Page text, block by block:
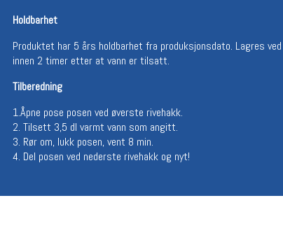
Holdbarhet
Produktet har 5 års holdbarhet fra produksjonsdato. Lagres
innen 2 timer etter at vann er tilsatt.
Tilberedning
1.Åpne pose posen ved øverste rivehakk.
2. Tilsett 3,5 dl varmt vann som angitt.
3. Rør om, lukk posen, vent 8 min.
4. Del posen ved nederste rivehakk og nyt!
Vis i kart
Kontakt oss
Åpningstider verkstedet
Man-Fredag:
11-18
Lørdag:
11-16
Om verkstedet
For å bestille time må du logge inn i
nettbutikken og trykke på den